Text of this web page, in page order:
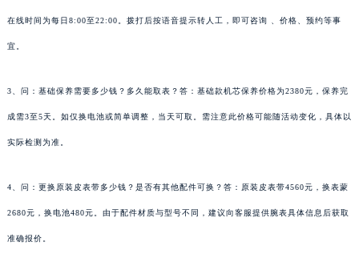
在线时间为每日8:00至22:00。拨打后按语音提示转人工，即可咨询 、价格、预约等事
宜。
3、问：基础保养需要多少钱？多久能取表？答：基础款机芯保养价格为2380元，保养完
成需3至5天。如仅换电池或简单调整，当天可取。需注意此价格可能随活动变化，具体以
实际检测为准。
4、问：更换原装皮表带多少钱？是否有其他配件可换？答：原装皮表带4560元，换表蒙
2680元，换电池480元。由于配件材质与型号不同，建议向客服提供腕表具体信息后获取
准确报价。